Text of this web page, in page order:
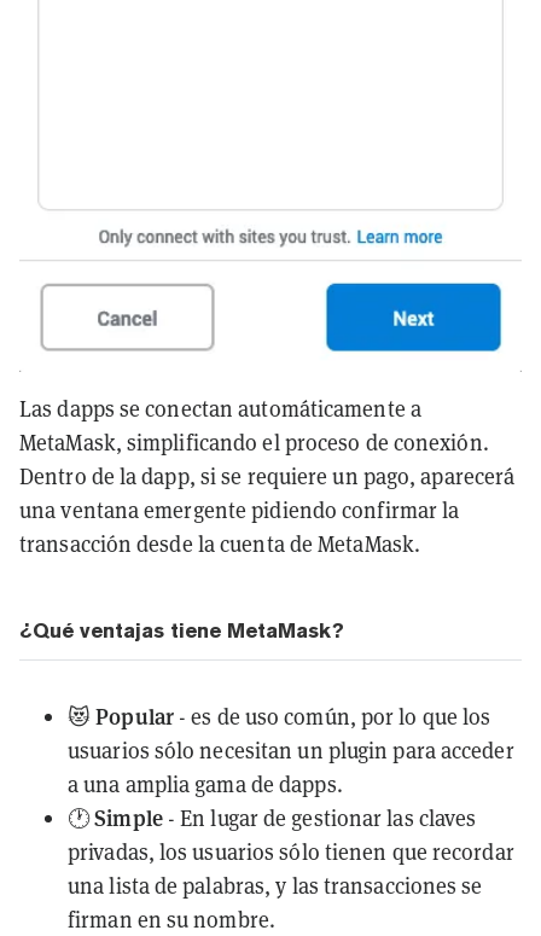
Las dapps se conectan automáticamente a
MetaMask, simplificando el proceso de conexión.
Dentro de la dapp, si se requiere un pago, aparecerá
una ventana emergente pidiendo confirmar la
transacción desde la cuenta de MetaMask.
¿Qué ventajas tiene MetaMask?
😻Popular- es de uso común, por lo que los
usuarios sólo necesitan un plugin para acceder
a una amplia gama de dapps.
🕐Simple- En lugar de gestionar las claves
privadas, los usuarios sólo tienen que recordar
una lista de palabras, y las transacciones se
firman en su nombre.